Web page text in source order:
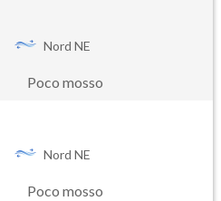
Nord NE
Poco mosso
Nord NE
Poco mosso